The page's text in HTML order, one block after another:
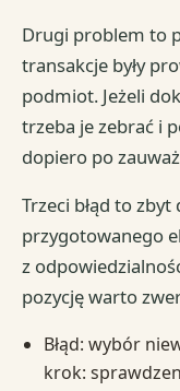
Drugi problem to
transakcje były
podmiot. Jeżeli
trzeba je zebrać i
dopiero po
Trzeci błąd to
przygotowanego
z
pozycję warto
Błąd: wybór
krok: